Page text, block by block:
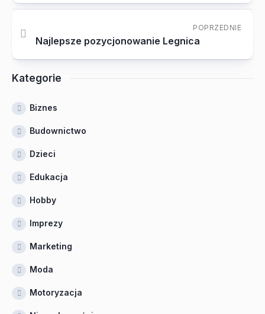
POPRZEDNIE
Najlepsze pozycjonowanie Legnica
Kategorie
Biznes
Budownictwo
Dzieci
Edukacja
Hobby
Imprezy
Marketing
Moda
Motoryzacja